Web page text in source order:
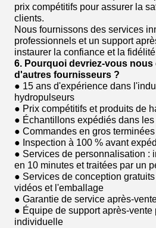
prix compétitifs pour assurer la
clients.
Nous fournissons des services
professionnels et un support
instaurer la confiance et la
6. Pourquoi devriez-vous
d'autres fournisseurs ?
● 15 ans d'expérience dans
hydropulseurs
● Prix compétitifs et produits de
● Échantillons expédiés dans
● Commandes en gros
● Inspection à 100 % avant
● Services de personnalisation :
en 10 minutes et traitées par un
● Services de conception
vidéos et l'emballage
● Garantie de service après-
● Équipe de support après-
individuelle